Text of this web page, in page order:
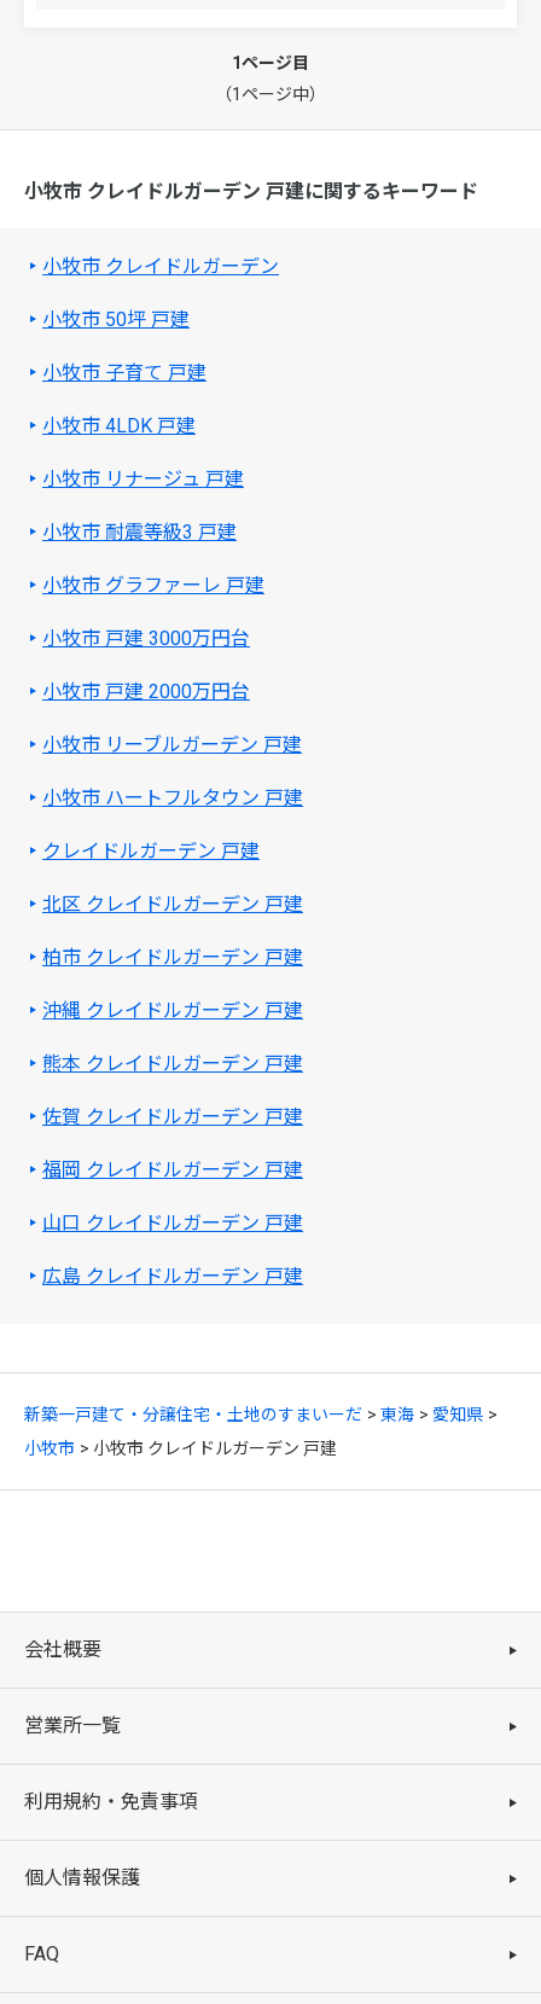
新築一戸建て・分譲住宅・土地のすまいーだ 東海
愛知県
小牧市
小牧市 クレイドルガーデン 戸建
1ページ目
（1ページ中）
小牧市 クレイドルガーデン 戸建に関するキーワード
小牧市 クレイドルガーデン
小牧市 50坪 戸建
小牧市 子育て 戸建
小牧市 4LDK 戸建
小牧市 リナージュ 戸建
小牧市 耐震等級3 戸建
小牧市 グラファーレ 戸建
小牧市 戸建 3000万円台
小牧市 戸建 2000万円台
小牧市 リーブルガーデン 戸建
小牧市 ハートフルタウン 戸建
クレイドルガーデン 戸建
北区 クレイドルガーデン 戸建
柏市 クレイドルガーデン 戸建
沖縄 クレイドルガーデン 戸建
熊本 クレイドルガーデン 戸建
佐賀 クレイドルガーデン 戸建
福岡 クレイドルガーデン 戸建
山口 クレイドルガーデン 戸建
広島 クレイドルガーデン 戸建
会社概要
営業所一覧
利用規約・免責事項
個人情報保護
FAQ